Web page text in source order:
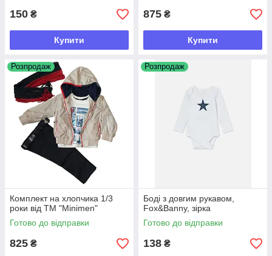
150 ₴
Купити
875 ₴
Купити
Розпродаж
Комплект на хлопчика 1/3
роки від ТМ "Minimen"
Готово до відправки
825 ₴
Розпродаж
Боді з довгим рукавом,
Fox&Banny, зірка
Готово до відправки
138 ₴